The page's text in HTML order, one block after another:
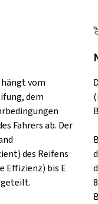
vom
dem
Fahrers ab. Der
des Reifens
Effizienz) bis E